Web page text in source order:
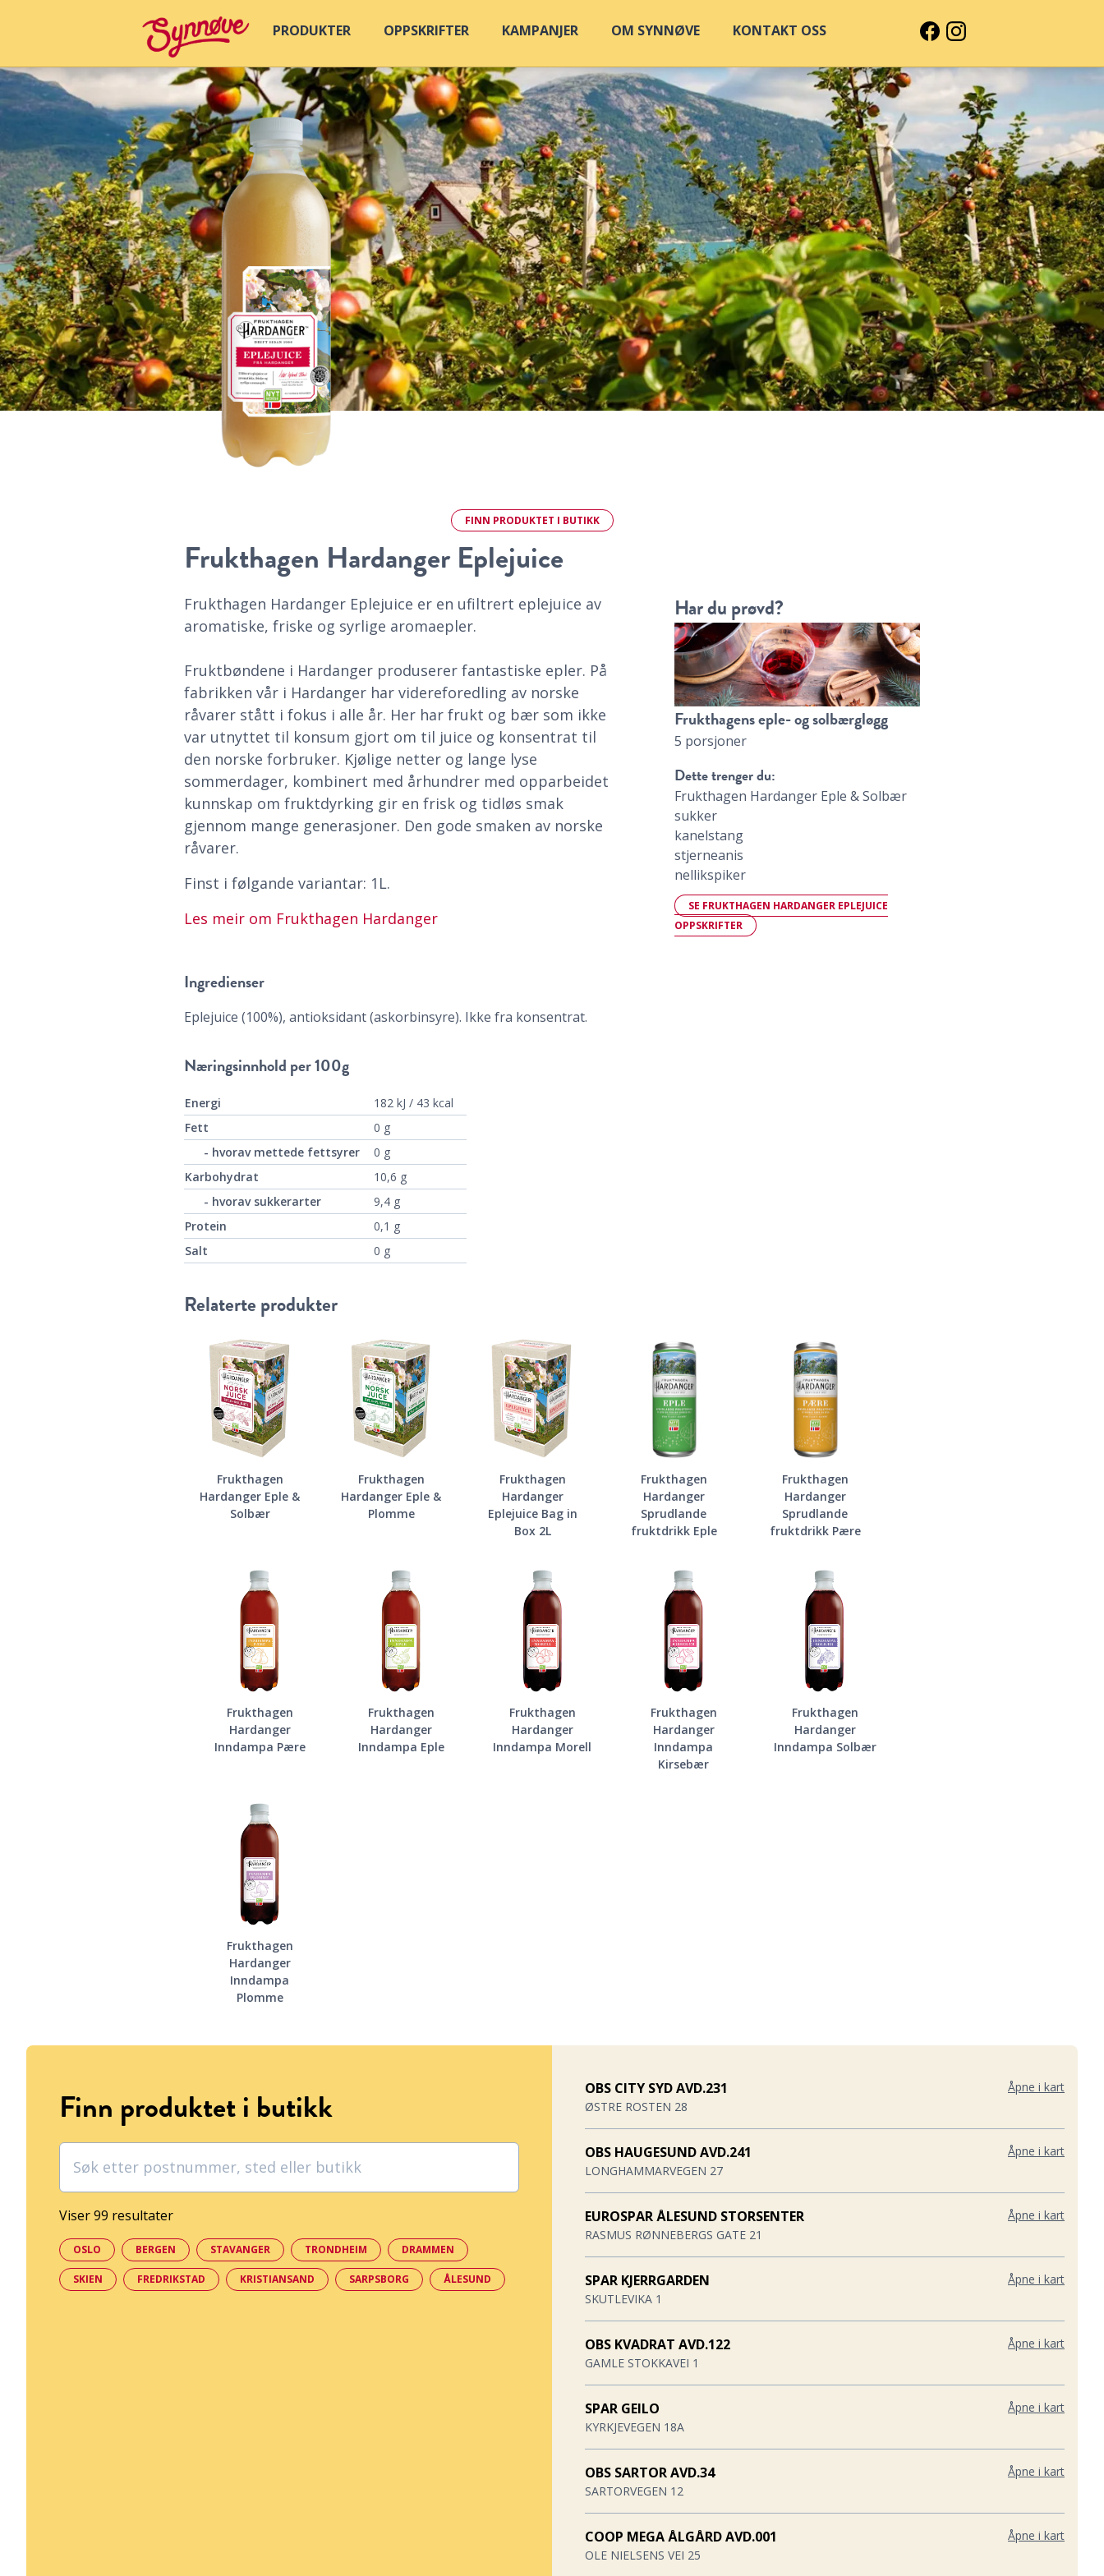
PRODUKTER OPPSKRIFTER KAMPANJER OM SYNNØVE KONTAKT OSS
FINN PRODUKTET I BUTIKK
Frukthagen Hardanger Eplejuice
Frukthagen Hardanger Eplejuice er en ufiltrert eplejuice av
aromatiske, friske og syrlige aromaepler.
Fruktbøndene i Hardanger produserer fantastiske epler. På
fabrikken vår i Hardanger har videreforedling av norske
råvarer stått i fokus i alle år. Her har frukt og bær som ikke
var utnyttet til konsum gjort om til juice og konsentrat til
den norske forbruker. Kjølige netter og lange lyse
sommerdager, kombinert med århundrer med opparbeidet
kunnskap om fruktdyrking gir en frisk og tidløs smak
gjennom mange generasjoner. Den gode smaken av norske
råvarer.
Finst i følgande variantar: 1L.
Les meir om Frukthagen Hardanger
Ingredienser
Eplejuice (100%), antioksidant (askorbinsyre). Ikke fra konsentrat.
Næringsinnhold per 100g
Energi
182 kJ / 43 kcal
Fett
0 g
- hvorav mettede fettsyrer
0 g
Karbohydrat
10,6 g
- hvorav sukkerarter
9,4 g
Protein
0,1 g
Salt
0 g
Har du prøvd?
Frukthagens eple- og solbærgløgg
5 porsjoner
Dette trenger du:
Frukthagen Hardanger Eple & Solbær
sukker
kanelstang
stjerneanis
nellikspiker
SE FRUKTHAGEN HARDANGER EPLEJUICE
OPPSKRIFTER
Relaterte produkter
Frukthagen
Hardanger Eple &
Solbær
Frukthagen
Hardanger Eple &
Plomme
Frukthagen
Hardanger
Eplejuice Bag in
Box 2L
Frukthagen
Hardanger
Sprudlande
fruktdrikk Eple
Frukthagen
Hardanger
Sprudlande
fruktdrikk Pære
Frukthagen
Hardanger
Inndampa Pære
Frukthagen
Hardanger
Inndampa Eple
Frukthagen
Hardanger
Inndampa Morell
Frukthagen
Hardanger
Inndampa
Kirsebær
Frukthagen
Hardanger
Inndampa Solbær
Frukthagen
Hardanger
Inndampa
Plomme
Finn produktet i butikk
Viser 99 resultater
OSLO BERGEN STAVANGER TRONDHEIM DRAMMEN
SKIEN FREDRIKSTAD KRISTIANSAND SARPSBORG ÅLESUND
OBS CITY SYD AVD.231
ØSTRE ROSTEN 28
Åpne i kart
OBS HAUGESUND AVD.241
LONGHAMMARVEGEN 27
Åpne i kart
EUROSPAR ÅLESUND STORSENTER
RASMUS RØNNEBERGS GATE 21
Åpne i kart
SPAR KJERRGARDEN
SKUTLEVIKA 1
Åpne i kart
OBS KVADRAT AVD.122
GAMLE STOKKAVEI 1
Åpne i kart
SPAR GEILO
KYRKJEVEGEN 18A
Åpne i kart
OBS SARTOR AVD.34
SARTORVEGEN 12
Åpne i kart
COOP MEGA ÅLGÅRD AVD.001
OLE NIELSENS VEI 25
Åpne i kart